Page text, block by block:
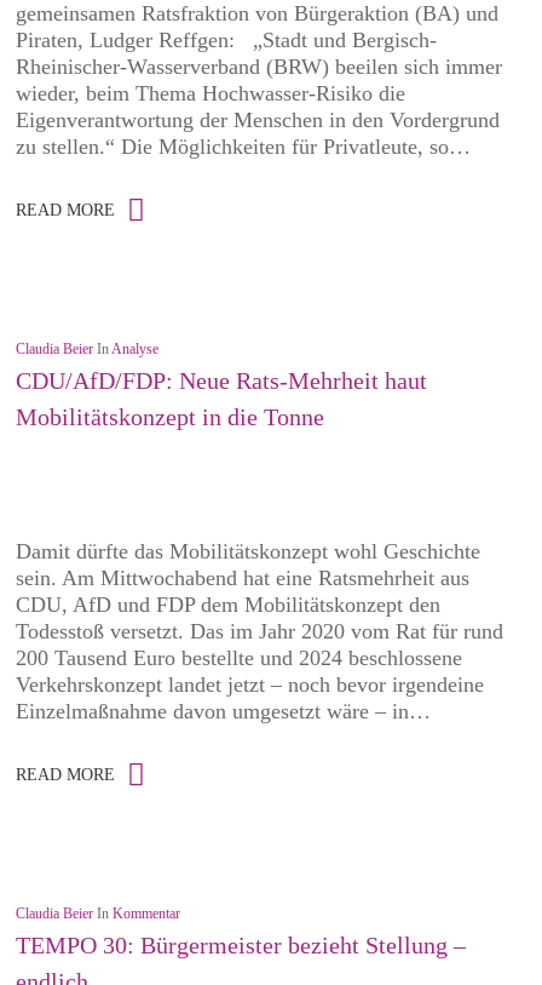
gemeinsamen Ratsfraktion von Bürgeraktion (BA) und
Piraten, Ludger Reffgen: „Stadt und Bergisch-
Rheinischer-Wasserverband (BRW) beeilen sich immer
wieder, beim Thema Hochwasser-Risiko die
Eigenverantwortung der Menschen in den Vordergrund
zu stellen.“ Die Möglichkeiten für Privatleute, so…
READ MORE
Claudia Beier InAnalyse
CDU/AfD/FDP: Neue Rats-Mehrheit haut
Mobilitätskonzept in die Tonne
Damit dürfte das Mobilitätskonzept wohl Geschichte
sein. Am Mittwochabend hat eine Ratsmehrheit aus
CDU, AfD und FDP dem Mobilitätskonzept den
Todesstoß versetzt. Das im Jahr 2020 vom Rat für rund
200 Tausend Euro bestellte und 2024 beschlossene
Verkehrskonzept landet jetzt – noch bevor irgendeine
Einzelmaßnahme davon umgesetzt wäre – in…
READ MORE
Claudia Beier InKommentar
TEMPO 30: Bürgermeister bezieht Stellung –